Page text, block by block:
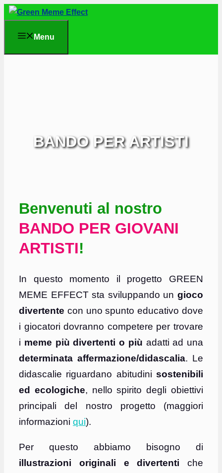
Vai
contenuto
Menu
BANDO PER ARTISTI
Benvenuti al nostro
BANDO PER GIOVANI
ARTISTI!
In questo momento il progetto GREEN
MEME EFFECT sta sviluppando un gioco
divertente con uno spunto educativo dove
i giocatori dovranno competere per trovare
i meme più divertenti o più adatti ad una
determinata affermazione/didascalia. Le
didascalie riguardano abitudini sostenibili
ed ecologiche, nello spirito degli obiettivi
principali del nostro progetto (maggiori
informazioni qui).
Per questo abbiamo bisogno di
illustrazioni originali e divertenti che